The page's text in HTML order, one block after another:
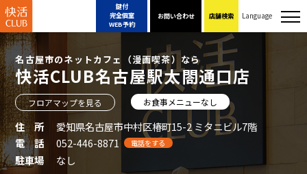
鍵付
完全個室
WEB予約
お問い合わせ 店舗検索 Language
名古屋市のネットカフェ（漫画喫茶）なら
快活CLUB名古屋駅太閤通口店
フロアマップを見る お食事メニューなし
住 所
愛知県名古屋市中村区椿町15-2 ミタニビル7階
電 話
052-446-8871 電話をする
駐車場 なし